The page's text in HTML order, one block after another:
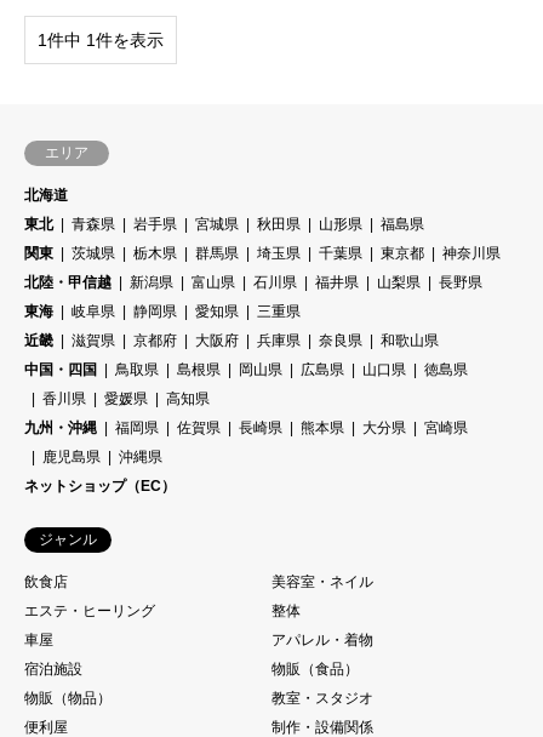
1件中 1件を表示
エリア
北海道
東北
青森県 岩手県 宮城県 秋田県 山形県
福島県
関東
茨城県 栃木県 群馬県 埼玉県 千葉県 東京都
神奈川県
北陸・甲信越
新潟県 富山県 石川県 福井県 山梨県
長野県
東海
岐阜県 静岡県 愛知県
三重県
近畿
滋賀県 京都府 大阪府 兵庫県 奈良県
和歌山県
中国・四国
鳥取県 島根県 岡山県 広島県 山口県
徳島県
香川県
愛媛県
高知県
九州・沖縄
福岡県 佐賀県 長崎県 熊本県 大分県
宮崎県
鹿児島県
沖縄県
ネットショップ（EC）
ジャンル
飲食店
美容室・ネイル
エステ・ヒーリング
整体
車屋
アパレル・着物
宿泊施設
物販（食品）
物販（物品）
教室・スタジオ
便利屋
制作・設備関係